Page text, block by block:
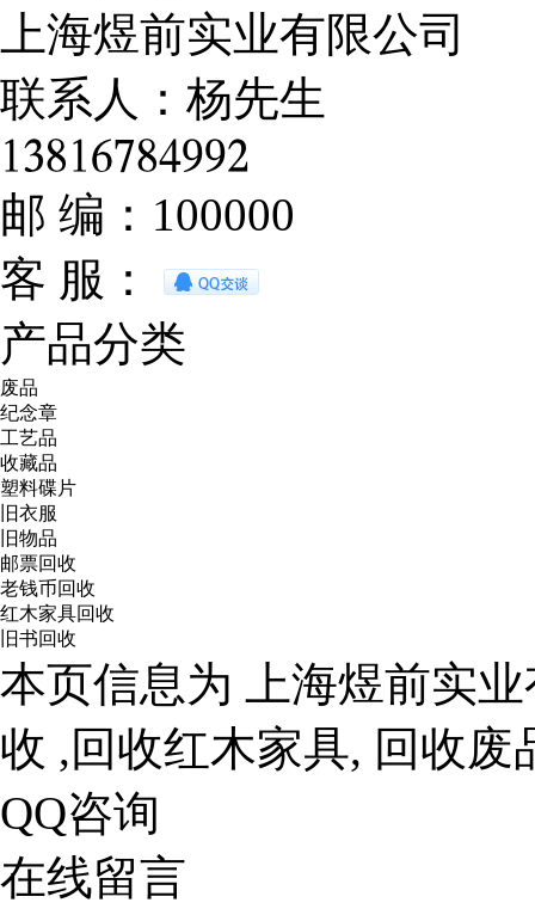
上海煜前实业有限公司
联系人： 杨先生
𐁡𐁩𐁢𐁡𐁣𐁧𐁢𐁫𐁦𐁦𐁤
邮 编： 100000
客 服：
产品分类
废品
纪念章
工艺品
收藏品
塑料碟片
旧衣服
旧物品
邮票回收
老钱币回收
红木家具回收
旧书回收
本页信息为 上海煜前实
收 ,回收红木家具, 回收废
QQ咨询
在线留言